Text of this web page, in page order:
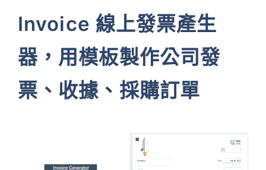
Invoice 線上發票產生
器，用模板製作公司發
票、收據、採購訂單